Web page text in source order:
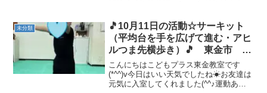
✨こどもの国ではアスレチックをメイン
に遊びました...
未分類
🎵10月11日の活動☆サーキット
（平均台を手を広げて進む・アヒ
ルつま先横歩き）🎵 東金市 山
武市 九十九里町 放課後等デイ
サービス 児童発達支援 運動療
育 教室見学
こんにちはこどもプラス東金教室です
(*^^)v今日はいい天気でしたね☀お友達は
元気に入室してくれました(^^♪運動あそ